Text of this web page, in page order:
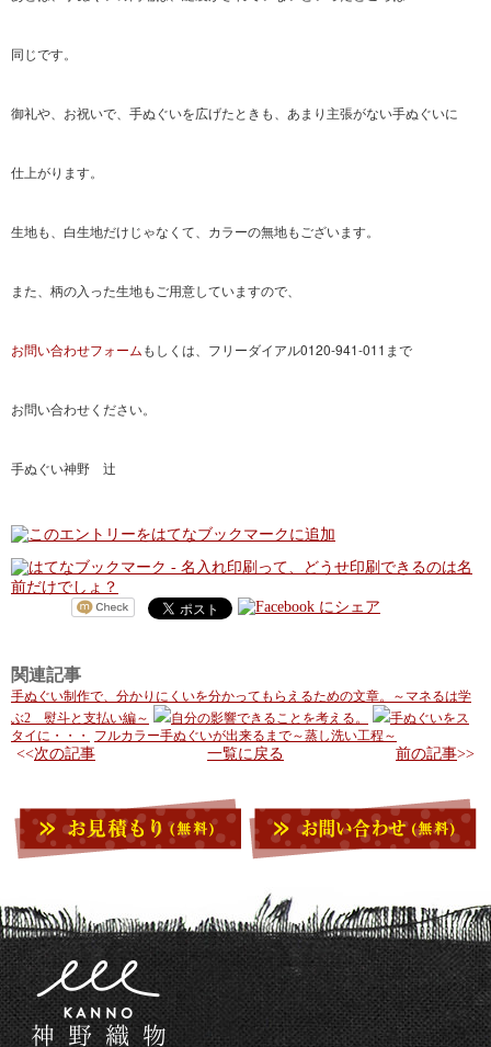
同じです。
御礼や、お祝いで、手ぬぐいを広げたときも、あまり主張がない手ぬぐいに
仕上がります。
生地も、白生地だけじゃなくて、カラーの無地もございます。
また、柄の入った生地もご用意していますので、
お問い合わせフォームもしくは、フリーダイアル0120-941-011まで
お問い合わせください。
手ぬぐい神野 辻
関連記事
手ぬぐい制作で、分かりにくいを分かってもらえるための文章。～マネるは学
ぶ2 熨斗と支払い編～
自分の影響できることを考える。
手ぬぐいをス
タイに・・・
フルカラー手ぬぐいが出来るまで～蒸し洗い工程～
次の記事 一覧に戻る 前の記事